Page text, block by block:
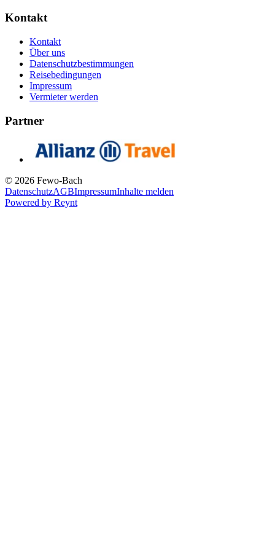
Kontakt
Kontakt
Über uns
Datenschutzbestimmungen
Reisebedingungen
Impressum
Vermieter werden
Partner
© 2026 Fewo-Bach
DatenschutzAGBImpressumInhalte melden
Powered by Reynt